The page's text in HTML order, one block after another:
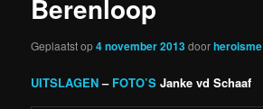
Berenloop
Geplaatst op4 november 2013doorheroisme
UITSLAGEN– FOTO’SJanke vd Schaaf